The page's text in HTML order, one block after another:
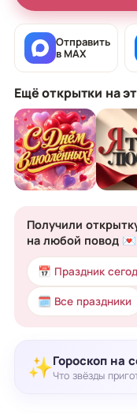
Отправить
в MAX
Ещё открытки на
Получили
на любой повод 💌
📅 Праздник
🗓 Все праздники
✨Гороскоп на
Что звёзды